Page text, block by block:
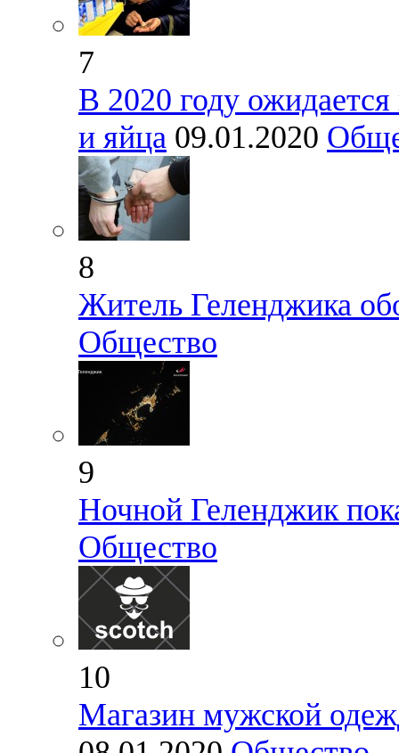
7
В 2020 году
и яйца 09.01.2020
8
Житель Геленджика
Общество
9
Ночной Геленджик
Общество
10
Магазин мужской